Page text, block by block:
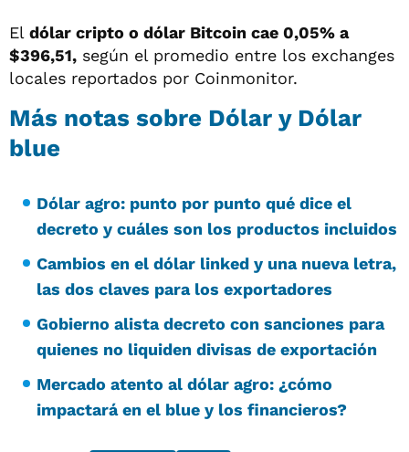
El dólar cripto o dólar Bitcoin cae 0,05% a
$396,51, según el promedio entre los exchanges
locales reportados por Coinmonitor.
Más notas sobre Dólar y Dólar
blue
Dólar agro: punto por punto qué dice el
decreto y cuáles son los productos incluidos
Cambios en el dólar linked y una nueva letra,
las dos claves para los exportadores
Gobierno alista decreto con sanciones para
quienes no liquiden divisas de exportación
Mercado atento al dólar agro: ¿cómo
impactará en el blue y los financieros?